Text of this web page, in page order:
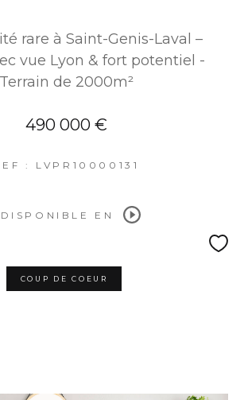
rare à Saint-Genis-Laval –
vue Lyon & fort potentiel -
Terrain de 2000m²
490 000 €
: LVPR10000131
DISPONIBLE EN
COUP DE COEUR